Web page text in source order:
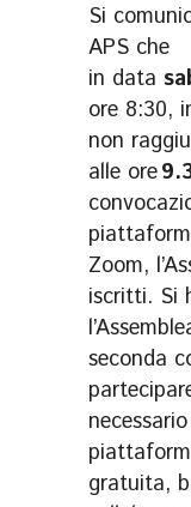
Si
APS che
in data
ore 8:30,
non
alle ore
Zoom,
iscritti. Si
seconda
gratuita,